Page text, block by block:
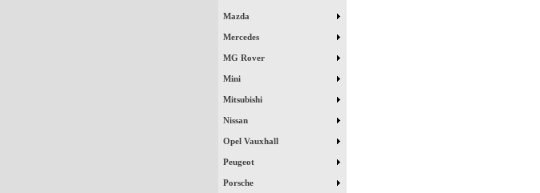
Mazda
Mercedes
MG Rover
Mini
Mitsubishi
Nissan
Opel Vauxhall
Peugeot
Porsche